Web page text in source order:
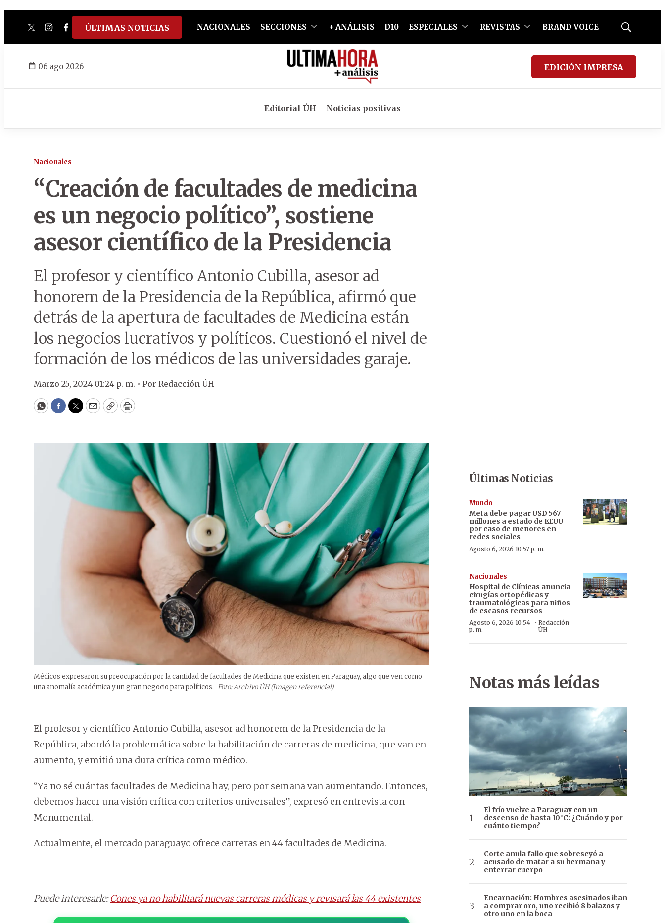
twitterinstagram
facebook
tiktokyoutube
spotify
ÚLTIMAS NOTICIAS NACIONALES SECCIONES + ANÁLISIS D10 ESPECIALES REVISTAS BRAND VOICE
Mostrar
06 ago 2026 EDICIÓN IMPRESA
Editorial ÚH Noticias positivas
Nacionales
“Creación de facultades de medicina
es un negocio político”, sostiene
asesor científico de la Presidencia
El profesor y científico Antonio Cubilla, asesor ad
honorem de la Presidencia de la República, afirmó que
detrás de la apertura de facultades de Medicina están
los negocios lucrativos y políticos. Cuestionó el nivel de
formación de los médicos de las universidades garaje.
Marzo 25, 2024 01:24 p. m. • Por Redacción ÚH
WhatsApp
Facebook
Twitter
EmailCopyPrint
Médicos expresaron su preocupación por la cantidad de facultades de Medicina que existen en Paraguay, algo que ven como
una anomalía académica y un gran negocio para políticos. Foto: Archivo ÚH (Imagen referencial)
El profesor y científico Antonio Cubilla, asesor ad honorem de la Presidencia de la
República, abordó la problemática sobre la habilitación de carreras de medicina, que van en
aumento, y emitió una dura crítica como médico.
“Ya no sé cuántas facultades de Medicina hay, pero por semana van aumentando. Entonces,
debemos hacer una visión crítica con criterios universales”, expresó en entrevista con
Monumental.
Actualmente, el mercado paraguayo ofrece carreras en 44 facultades de Medicina.
Puede interesarle:Cones ya no habilitará nuevas carreras médicas y revisará las 44 existentes
Últimas Noticias
Mundo
Meta debe pagar USD 567
millones a estado de EEUU
por caso de menores en
redes sociales
Agosto 6, 2026 10:57 p. m.
Nacionales
Hospital de Clínicas anuncia
cirugías ortopédicas y
traumatológicas para niños
de escasos recursos
Agosto 6, 2026 10:54
p. m.
· Redacción
ÚH
Notas más leídas
El frío vuelve a Paraguay con un
descenso de hasta 10°C: ¿Cuándo y por
cuánto tiempo?
Corte anula fallo que sobreseyó a
acusado de matar a su hermana y
enterrar cuerpo
Encarnación: Hombres asesinados iban
a comprar oro, uno recibió 8 balazos y
otro uno en la boca